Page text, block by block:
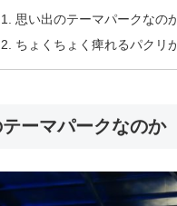
思い出のテーマパークなの
ちょくちょく痺れるパクリ
ーマパークなのか